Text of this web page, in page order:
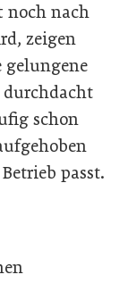
noch nach
zeigen
gelungene
schon
passt.